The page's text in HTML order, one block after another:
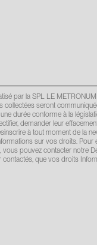
par la SPL LE
collectées seront
durée conforme à la
demander leur
à tout moment de la
sur vos droits. Pour
pouvez contacter notre
contactés, que vos droits